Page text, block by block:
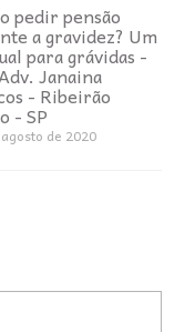
pedir pensão
a gravidez? Um
para grávidas -
Janaina
- Ribeirão
- SP
de 2020